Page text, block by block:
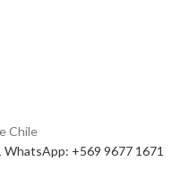
Chile
+569 9677 1671